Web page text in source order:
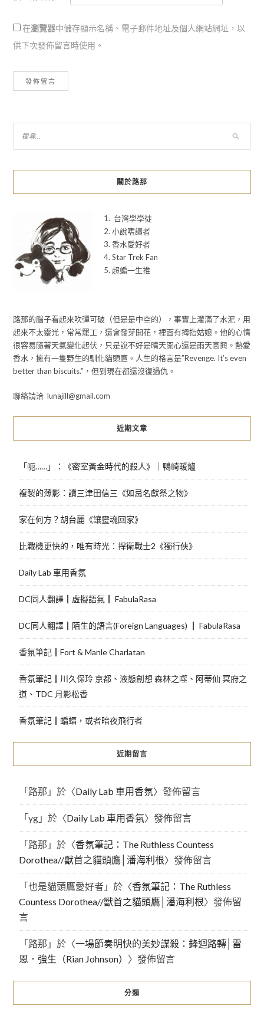
在瀏覽器中儲存顯示名稱、電子郵件地址及個人網站網址，以
供下次發佈留言時使用。
關於路那
1. 台灣學學徒
2. 小說嗜讀者
3. 香水愛好者
4. Star Trek Fan
5. 超蝙一生推
路那的腦子看起來吹彈可破（但是是中空的），事實上灌滿了水泥，用
起來不太靈光，常常罷工，還會發芽開花，裡面有拇指姑娘。他的心情
很容易隨著天氣變化起伏，只是說不好是晴天開心還是雨天高興。熱愛
香水，擁有一隻野生的馴化貓頭鷹。人生的格言是”Revenge. It’s even
better than biscuits.”，但到現在都還沒復過仇。
聯絡請洽 lunajill@gmail.com
近期文章
「呃……」：《密室黃金時代的殺人》｜鴨崎暖爐
複製的薄影：讀三津田信三《如忌名獻祭之物》
家在何方？胡台麗《讓靈魂回家》
比戰機更快的，唯有時光：捍衛戰士2《獨行俠》
Daily Lab 車用香氛
DC同人翻譯┃虛擬語氣┃ FabulaRasa
DC同人翻譯┃陌生的語言(Foreign Languages) ┃ FabulaRasa
香氛筆記┃Fort & Manle Charlatan
香氛筆記┃川久保玲 京都、液態創想 森林之噬、阿蒂仙 冥府之
道、TDC 月影松香
香氛筆記┃蝙蝠，或者暗夜飛行者
近期留言
「路那 」於〈Daily Lab 車用香氛〉發佈留言
「yg」於〈Daily Lab 車用香氛〉發佈留言
「路那 」於〈香氛筆記：The Ruthless Countess
Dorothea//獸首之貓頭鷹│潘海利根〉發佈留言
「也是貓頭鷹愛好者」於〈香氛筆記：The Ruthless
Countess Dorothea//獸首之貓頭鷹│潘海利根〉發佈留
言
「路那 」於〈一場節奏明快的美妙謀殺：鋒迴路轉│雷
恩．強生（Rian Johnson） 〉發佈留言
分類